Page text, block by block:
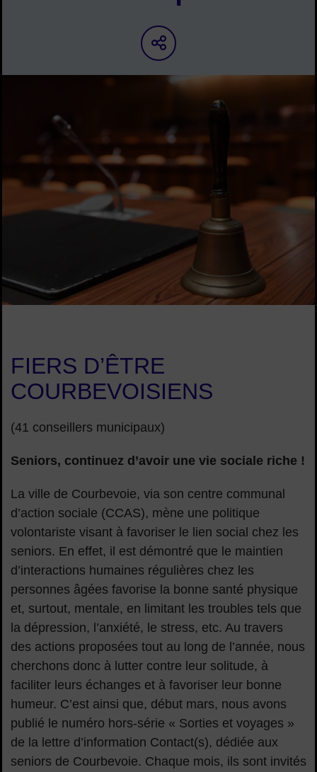
Partager sur les
FIERS D’ÊTRE
COURBEVOISIENS
(41 conseillers municipaux)
Seniors, continuez d’avoir une vie sociale riche !
La ville de Courbevoie, via son centre communal
d’action sociale (CCAS), mène une politique
volontariste visant à favoriser le lien social chez les
seniors. En effet, il est démontré que le maintien
d’interactions humaines régulières chez les
personnes âgées favorise la bonne santé physique
et, surtout, mentale, en limitant les troubles tels que
la dépression, l’anxiété, le stress, etc. Au travers
des actions proposées tout au long de l’année, nous
cherchons donc à lutter contre leur solitude, à
faciliter leurs échanges et à favoriser leur bonne
humeur. C’est ainsi que, début mars, nous avons
publié le numéro hors-série « Sorties et voyages »
de la lettre d’information Contact(s), dédiée aux
seniors de Courbevoie. Chaque mois, ils sont invités